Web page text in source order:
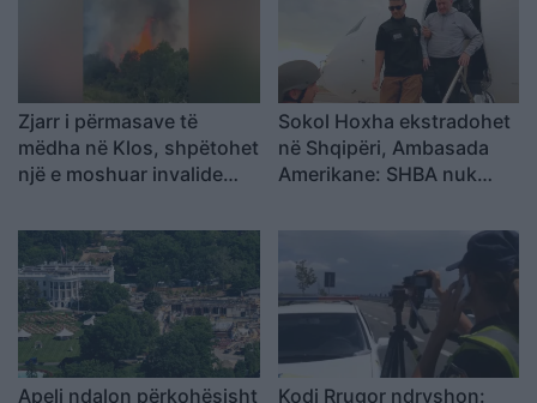
Zjarr i përmasave të
mëdha në Klos, shpëtohet
një e moshuar invalide
elektrike
Sokol Hoxha ekstradohet
në Shqipëri, Ambasada
Amerikane: SHBA nuk
kriminelët që abuzojnë me
sistemin e emigracionit
Apeli ndalon përkohësisht Kodi Rrugor ndryshon: